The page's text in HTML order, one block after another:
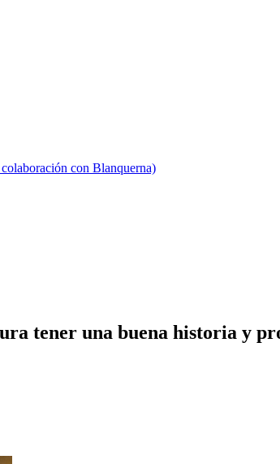
con Blanquerna)
tener una buena historia y